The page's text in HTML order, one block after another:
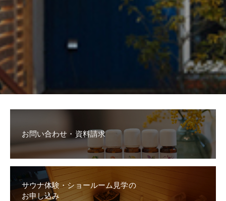
お問い合わせ・資料請求
サウナ体験・ショールーム見学の
お申し込み